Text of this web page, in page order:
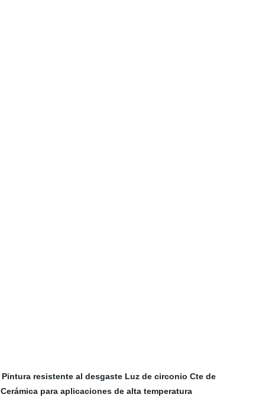
Pintura resistente al desgaste Luz de circonio Cte de
Cerámica para aplicaciones de alta temperatura